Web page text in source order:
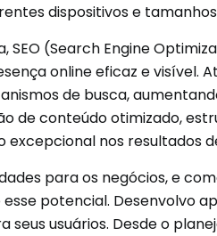
dispositivos e
SEO (Search Engine
online eficaz e visível.
de busca,
de conteúdo otimizado,
nos resultados
para os negócios, e
potencial. Desenvolvo
usuários. Desde o